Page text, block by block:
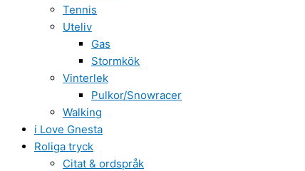
Tennis
Uteliv
Gas
Stormkök
Vinterlek
Pulkor/Snowracer
Walking
i Love Gnesta
Roliga tryck
Citat & ordspråk